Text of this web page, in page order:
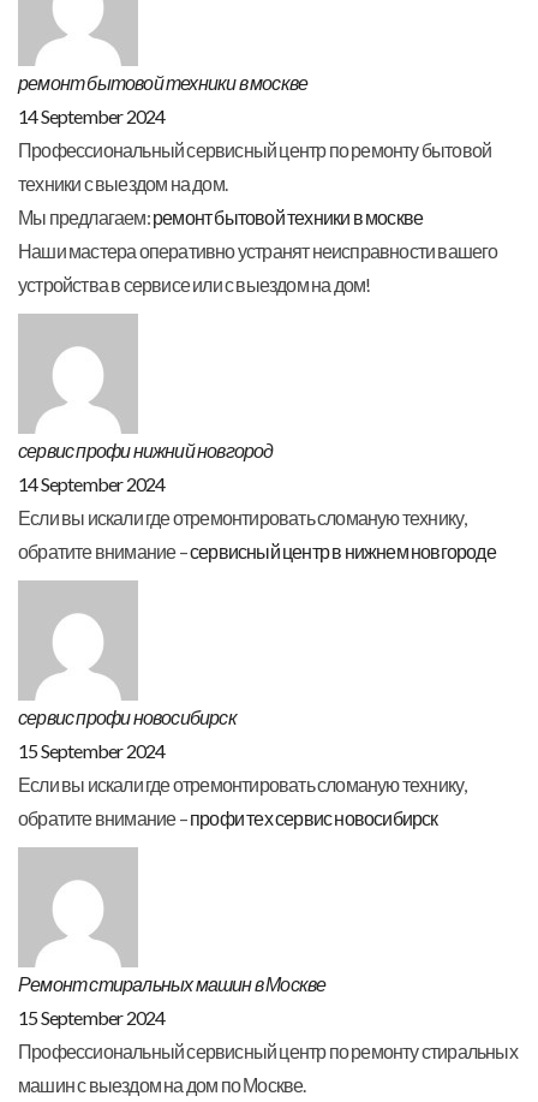
ремонт бытовой техники в москве
14 September 2024
Профессиональный сервисный центр по ремонту бытовой
техники с выездом на дом.
Мы предлагаем:ремонт бытовой техники в москве
Наши мастера оперативно устранят неисправности вашего
устройства в сервисе или с выездом на дом!
сервис профи нижний новгород
14 September 2024
Если вы искали где отремонтировать сломаную технику,
обратите внимание –сервисный центр в нижнем новгороде
сервис профи новосибирск
15 September 2024
Если вы искали где отремонтировать сломаную технику,
обратите внимание –профи тех сервис новосибирск
Ремонт стиральных машин в Москве
15 September 2024
Профессиональный сервисный центр по ремонту стиральных
машин с выездом на дом по Москве.